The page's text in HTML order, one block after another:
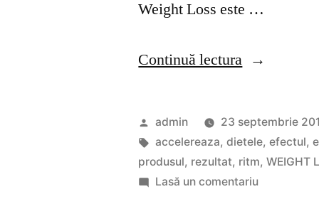
Weight Loss este …
Continuă lectura„WEIGHT
-
FORUM”
Publicat
de
admin 23 septembrie
Etichete:
accelereaza,dietele,efectul,
produsul, rezultat, ritm,WEIGHT
Lasă un comentariu